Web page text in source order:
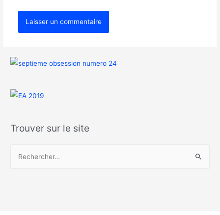
Trouver sur le site